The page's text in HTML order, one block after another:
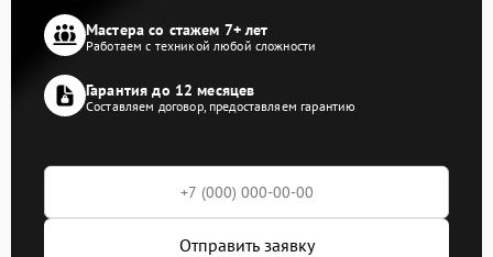
Мастера со стажем 7+ лет
Работаем с техникой любой сложности
Гарантия до 12 месяцев
Составляем договор, предоставляем гарантию
Отправить заявку